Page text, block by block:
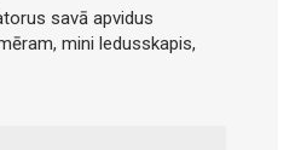
savā apvidus
mini ledusskapis,